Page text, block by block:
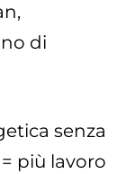
di
senza
più lavoro